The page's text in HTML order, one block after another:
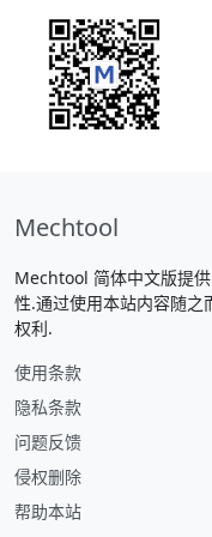
Mechtool
Mechtool 简体中文版提
性.通过使用本站内容随之
权利.
使用条款
隐私条款
问题反馈
侵权删除
帮助本站